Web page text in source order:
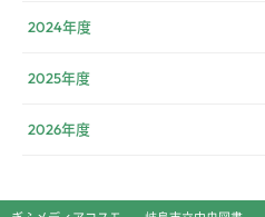
2024年度
2025年度
2026年度